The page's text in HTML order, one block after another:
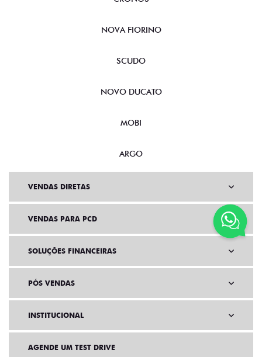
NOVA FIORINO
SCUDO
NOVO DUCATO
MOBI
ARGO
VENDAS DIRETAS
VENDAS PARA PCD
SOLUÇÕES FINANCEIRAS
PÓS VENDAS
INSTITUCIONAL
AGENDE UM TEST DRIVE